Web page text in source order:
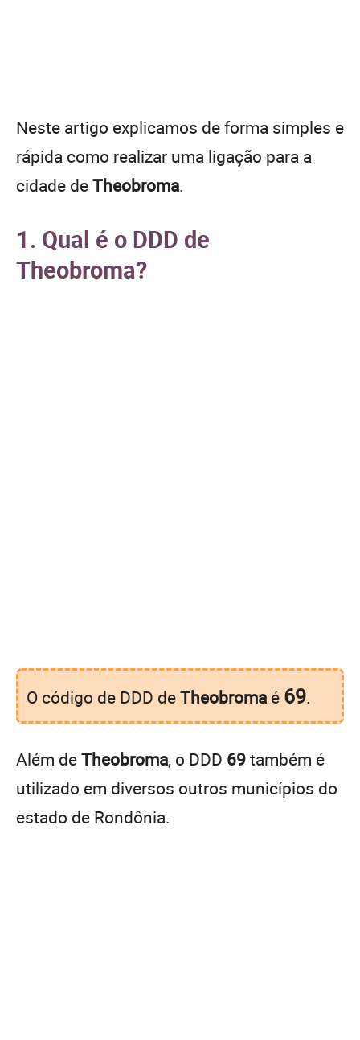
Neste artigo explicamos de forma simples e
rápida como realizar uma ligação para a
cidade deTheobroma.
1. Qual é o DDD de
Theobroma?
O código de DDD deTheobroma é 69.
Além deTheobroma, o DDD 69também é
utilizado em diversos outros municípios do
estado de Rondônia.